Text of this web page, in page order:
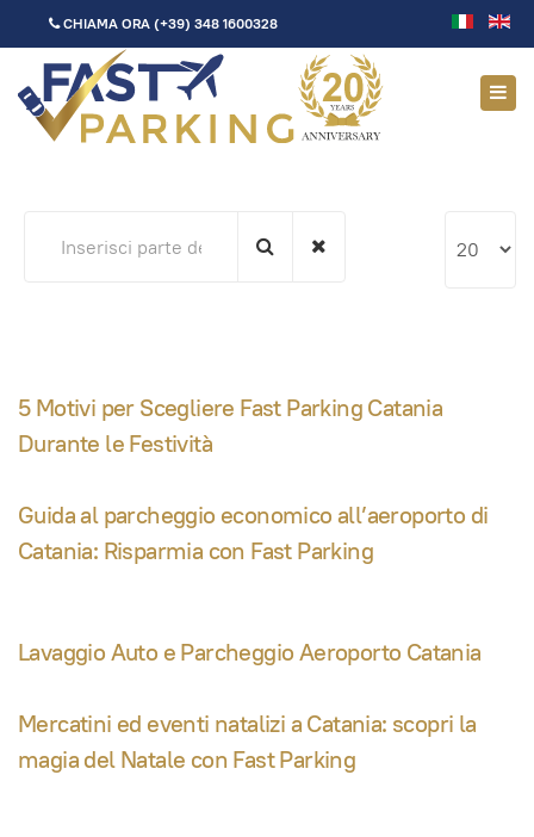
CHIAMA ORA (+39) 348 1600328
parte
n.
5 Motivi per Scegliere Fast Parking Catania
Durante le Festività
Guida al parcheggio economico all’aeroporto di
Catania: Risparmia con Fast Parking
Lavaggio Auto e Parcheggio Aeroporto Catania
Mercatini ed eventi natalizi a Catania: scopri la
magia del Natale con Fast Parking